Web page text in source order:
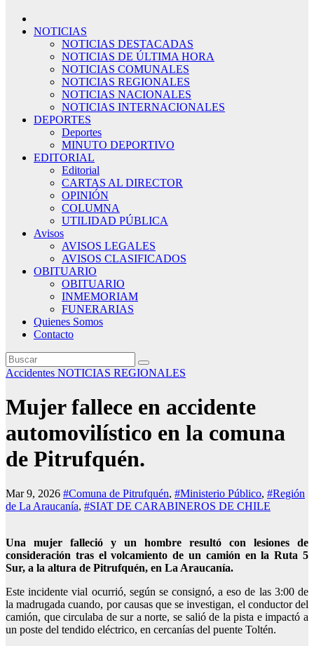
NOTICIAS
NOTICIAS DESTACADAS
NOTICIAS DE ÚLTIMA HORA
NOTICIAS COMUNALES
NOTICIAS REGIONALES
NOTICIAS NACIONALES
NOTICIAS INTERNACIONALES
DEPORTES
Deportes
MINUTO DEPORTIVO
EDITORIAL
Editorial
CARTAS AL DIRECTOR
OPINIÓN
COLUMNA
UTILIDAD PÚBLICA
Avisos
AVISOS LEGALES
AVISOS CLASIFICADOS
OBITUARIO
OBITUARIO
INMEMORIAM
FUNERARIAS
Quienes Somos
Contacto
Accidentes NOTICIAS REGIONALES
Mujer fallece en accidente
automovilístico en la comuna
de Pitrufquén.
Mar 9, 2026 #Comuna de Pitrufquén, #Ministerio Público, #Región
de La Araucanía, #SIAT DE CARABINEROS DE CHILE
Una mujer falleció y un hombre resultó con lesiones de
consideración tras el volcamiento de un camión en la Ruta 5
Sur, a la altura de Pitrufquén, en La Araucanía.
Este incidente vial ocurrió, según se consignó, a eso de las 3:00 de
la madrugada cuando, por causas que se investigan, el conductor del
camión, que circulaba de sur a norte, se salió de la pista e impactó a
un poste del tendido eléctrico, en cercanías del puente Toltén.